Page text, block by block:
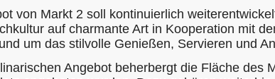
von Markt 2 soll kontinuierlich
auf charmante Art in Kooperation mit
um das stilvolle Genießen, Servieren und
Angebot beherbergt die Fläche des